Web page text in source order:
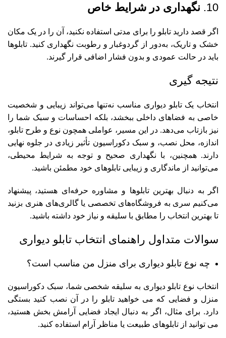
10. نگهداری در شرایط خاص
اگر قصد دارید تابلو را برای مدتی استفاده نکنید، آن را در یک مکان
خشک و تاریک، به‌دور از گردوغبار و رطوبت نگهداری کنید. تابلوها
باید در حالت عمودی و بدون فشار اضافی قرار گیرند.
نتیجه گیری
انتخاب یک تابلو دیواری مناسب نه‌تنها می‌تواند زیبایی و شخصیت
خاصی به فضاهای داخلی ببخشد، بلکه احساسات و سبک شما را
نیز بازتاب می‌دهد. در این مسیر، عواملی همچون نوع و طرح تابلو،
اندازه، محل نصب، و سبک دکوراسیون تأثیر زیادی در جلوه نهایی
دارند. همچنین، با نگهداری صحیح و توجه به شرایط محیطی،
می‌توانید از ماندگاری و زیبایی تابلوهای خود مطمئن باشید.
اگر به دنبال بهترین تابلوها و مشاوره حرفه‌ای هستید، پیشنهاد
می‌کنیم سری به فروشگاه‌های تخصصی یا گالری‌های هنری بزنید
تا بهترین انتخاب را مطابق با سلیقه و نیاز خود داشته باشید.
سوالات متداول راهنمای انتخاب تابلو دیواری
چه نوع تابلو دیواری برای منزل من مناسب است؟
انتخاب نوع تابلو دیواری به سلیقه شخصی شما، سبک دکوراسیون
منزل و فضایی که می خواهید تابلو را در آن نصب کنید بستگی
دارد. برای مثال، اگر به دنبال ایجاد فضایی آرامش بخش هستید،
می توانید از تابلوهای طبیعت یا مناظر آرام استفاده کنید.